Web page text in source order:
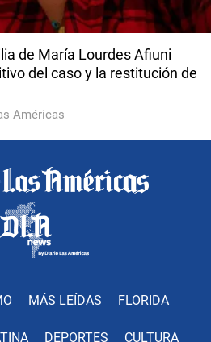
de María Lourdes Afiuni
del caso y la restitución de
Américas
MÁS LEÍDAS FLORIDA
DEPORTES CULTURA